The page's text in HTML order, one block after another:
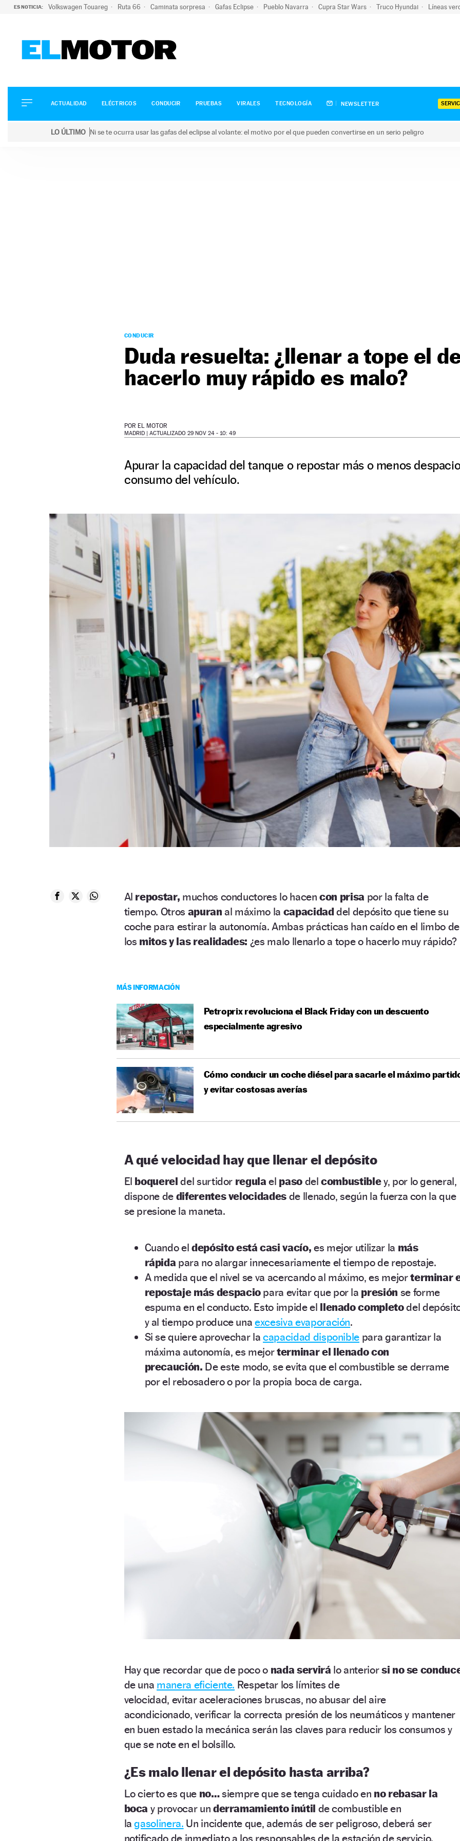
ES NOTICIA: Volkswagen Touareg Ruta 66 Caminata sorpresa Gafas Eclipse Pueblo Navarra Cupra Star Wars Truco Hyundai Líneas
ELÉCTRICOS
CONDUCIR
ACTUALIDAD ELÉCTRICOS CONDUCIR PRUEBAS VIRALES TECNOLOGÍA NEWSLETTER
LO ÚLTIMO Ni se te ocurra usar las gafas del eclipse al volante: el motivo por el que pueden convertirse en un serio peligro
CONDUCIR
Duda resuelta: ¿llenar a tope el
hacerlo muy rápido es malo?
POR EL MOTOR
MADRID | ACTUALIZADO 29 NOV 24 - 10: 49
Apurar la capacidad del tanque o repostar más o menos
consumo del vehículo.
Al repostar, muchos conductores lo hacen con prisa por la falta de
tiempo. Otros apuranal máximo la capacidaddel depósito que tiene su
coche para estirar la autonomía. Ambas prácticas han caído en el limbo de
los mitos y las realidades: ¿es malo llenarlo a tope o hacerlo muy rápido?
MÁS INFORMACIÓN
Petroprix revoluciona el Black Friday con un descuento
especialmente agresivo
Cómo conducir un coche diésel para sacarle el máximo
y evitar costosas averías
A qué velocidad hay que llenar el depósito
El boquereldel surtidor regulael paso delcombustibley, por lo general,
dispone de diferentes velocidadesde llenado, según la fuerza con la que
se presione la maneta.
Cuando el depósito está casi vacío, es mejor utilizar la más
rápida para no alargar innecesariamente el tiempo de repostaje.
A medida que el nivel se va acercando al máximo, es mejorterminar
repostaje más despaciopara evitar que por la presión se forme
espuma en el conducto. Esto impide el llenado completodel
y al tiempo produce unaexcesiva evaporación.
Si se quiere aprovechar lacapacidad disponible para garantizar la
máxima autonomía, es mejorterminar el llenado con
precaución. De este modo, se evita que el combustible se derrame
por el rebosadero o por la propia boca de carga.
Hay que recordar que de poco o nada servirá lo anteriorsi no se
de una manera eficiente. Respetar los límites de
velocidad, evitar aceleraciones bruscas, no abusar del aire
acondicionado, verificar la correcta presión de los neumáticos y mantener
en buen estado la mecánica serán las claves para reducir los consumos y
que se note en el bolsillo.
¿Es malo llenar el depósito hasta arriba?
Lo cierto es que no…siempre que se tenga cuidado en no rebasar la
boca y provocar un derramamiento inútil de combustible en
lagasolinera. Un incidente que, además de ser peligroso, deberá ser
notificado de inmediato a los responsables de la estación de servicio.